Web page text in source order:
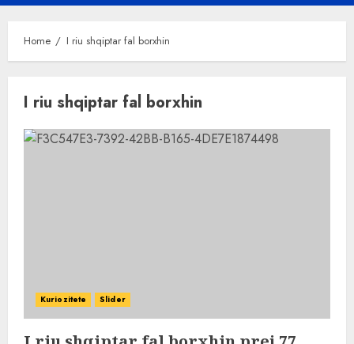
Home I riu shqiptar fal borxhin
I riu shqiptar fal borxhin
Kuriozitete Slider